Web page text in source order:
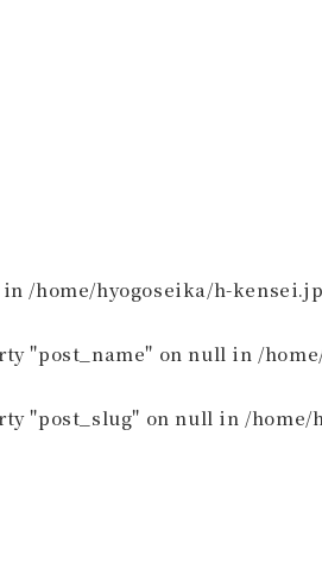
in /home/hyogoseika/h-
"post_name" on null in /
"post_slug" on null in /home/